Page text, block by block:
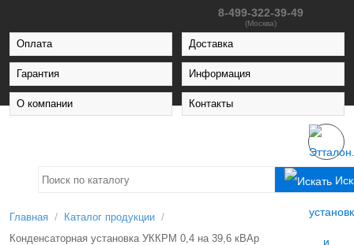
8-499-322-39-49
(Москва)
Оплата Доставка
Гарантия Информация
О компании Контакты
Главная / Каталог продукции /
Конденсаторная установка УККРМ 0,4 на 39,6 кВАр